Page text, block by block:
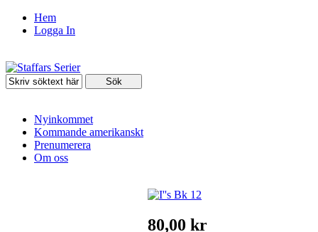
Hem
Logga In
Nyinkommet
Kommande amerikanskt
Prenumerera
Om oss
80,00 kr